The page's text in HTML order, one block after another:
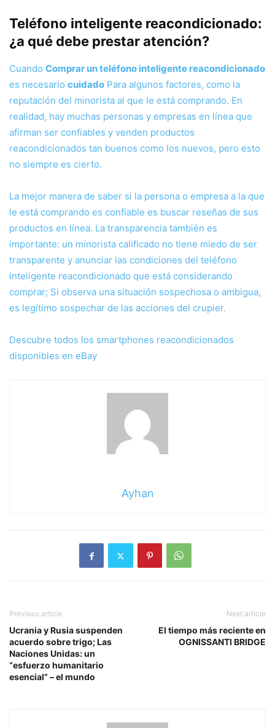
Teléfono inteligente reacondicionado:
¿a qué debe prestar atención?
Cuando Comprar un teléfono inteligente reacondicionado
es necesario cuidado Para algunos factores, como la
reputación del minorista al que le está comprando. En
realidad, hay muchas personas y empresas en línea que
afirman ser confiables y venden productos
reacondicionados tan buenos como los nuevos, pero esto
no siempre es cierto.
La mejor manera de saber si la persona o empresa a la que
le está comprando es confiable es buscar reseñas de sus
productos en línea. La transparencia también es
importante: un minorista calificado no tiene miedo de ser
transparente y anunciar las condiciones del teléfono
inteligente reacondicionado que está considerando
comprar; Si observa una situación sospechosa o ambigua,
es legítimo sospechar de las acciones del crupier.
Descubre todos los smartphones reacondicionados
disponibles en eBay
Ayhan
Previous article
Ucrania y Rusia suspenden
acuerdo sobre trigo; Las
Naciones Unidas: un
“esfuerzo humanitario
esencial” – el mundo
Next article
El tiempo más reciente en
OGNISSANTI BRIDGE